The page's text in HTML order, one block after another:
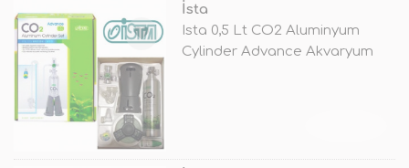
İsta
Ista 0,5 Lt CO2 Aluminyum
Cylinder Advance Akvaryum